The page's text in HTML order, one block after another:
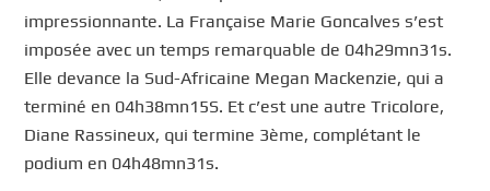
impressionnante. La Française Marie Goncalves s’est
imposée avec un temps remarquable de 04h29mn31s.
Elle devance la Sud-Africaine Megan Mackenzie, qui a
terminé en 04h38mn15S. Et c’est une autre Tricolore,
Diane Rassineux, qui termine 3ème, complétant le
podium en 04h48mn31s.